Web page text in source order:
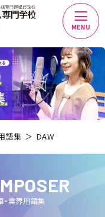
MENU
語集 DAW
業界用語集